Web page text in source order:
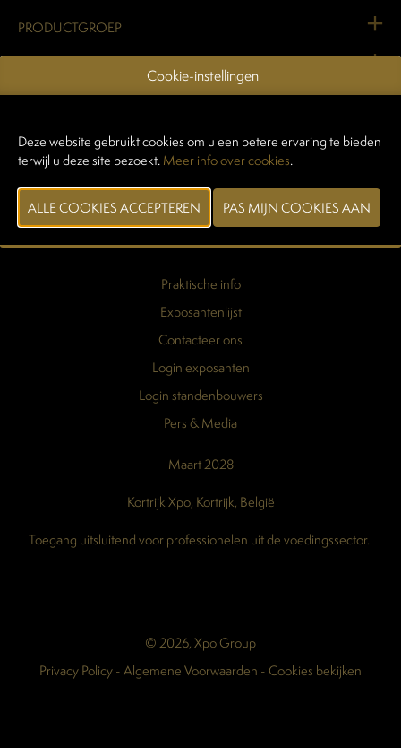
PRODUCTGROEP
ONTDEK DE NIEUWSTE PRODUCTEN OP TAVOLA
VORIGE VOLGENDE
Praktische info
Exposantenlijst
Contacteer ons
Login exposanten
Login standenbouwers
Pers & Media
Maart 2028
Kortrijk Xpo, Kortrijk, België
Toegang uitsluitend voor professionelen uit de voedingssector.
© 2026, Xpo Group
Privacy Policy-Algemene Voorwaarden -Cookies bekijken
Cookie-instellingen
Deze website gebruikt cookies om u een betere ervaring te bieden
terwijl u deze site bezoekt.Meer info over cookies.